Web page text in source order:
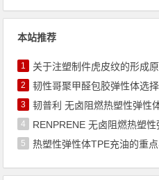
本站推荐
1 关于注塑制件虎皮纹的形成
2 韧性哥聚甲醛包胶弹性体选
3 韧普利 无卤阻燃热塑性弹性
4 RENPRENE 无卤阻燃热塑
5 热塑性弹性体TPE充油的重